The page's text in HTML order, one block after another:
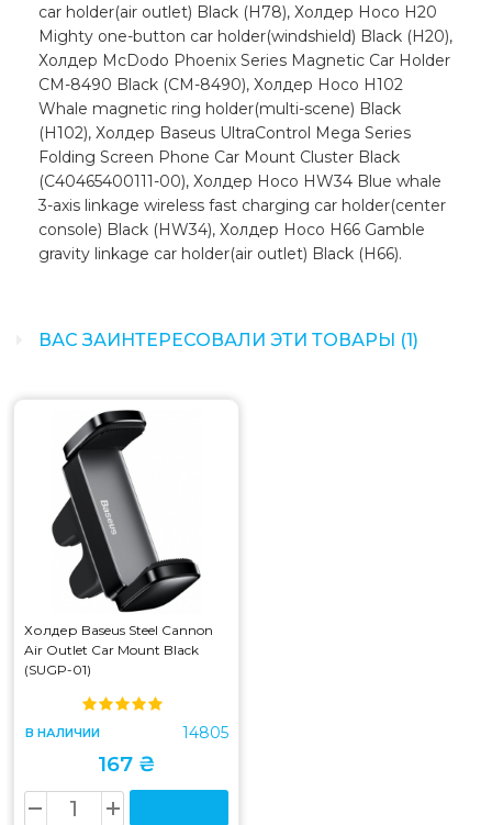
car holder(air outlet) Black (H78), Холдер Hoco H20
Mighty one-button car holder(windshield) Black (H20),
Холдер McDodo Phoenix Series Magnetic Car Holder
CM-8490 Black (CM-8490), Холдер Hoco H102
Whale magnetic ring holder(multi-scene) Black
(H102), Холдер Baseus UltraControl Mega Series
Folding Screen Phone Car Mount Cluster Black
(C40465400111-00), Холдер Hoco HW34 Blue whale
3-axis linkage wireless fast charging car holder(center
console) Black (HW34), Холдер Hoco H66 Gamble
gravity linkage car holder(air outlet) Black (H66).
ВАС ЗАИНТЕРЕСОВАЛИ ЭТИ ТОВАРЫ (1)
Холдер Baseus Steel Cannon
Air Outlet Car Mount Black
(SUGP-01)
В НАЛИЧИИ 14805
167 ₴